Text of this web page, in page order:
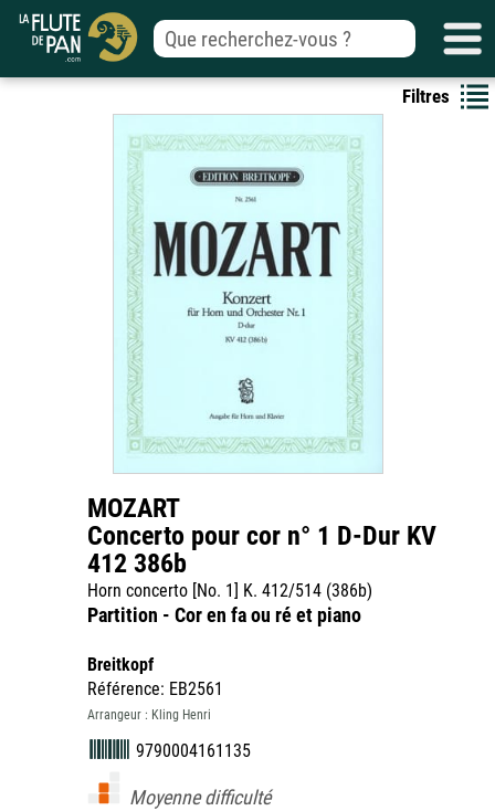
Filtres
MOZART
Concerto pour cor n° 1 D-Dur KV
412 386b
Horn concerto [No. 1] K. 412/514 (386b)
Partition - Cor en fa ou ré et piano
Breitkopf
Référence: EB2561
Arrangeur : Kling Henri
9790004161135
Moyenne difficulté